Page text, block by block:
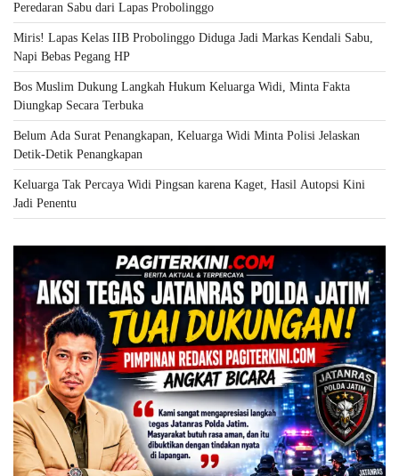
Peredaran Sabu dari Lapas Probolinggo
Miris! Lapas Kelas IIB Probolinggo Diduga Jadi Markas Kendali Sabu,
Napi Bebas Pegang HP
Bos Muslim Dukung Langkah Hukum Keluarga Widi, Minta Fakta
Diungkap Secara Terbuka
Belum Ada Surat Penangkapan, Keluarga Widi Minta Polisi Jelaskan
Detik-Detik Penangkapan
Keluarga Tak Percaya Widi Pingsan karena Kaget, Hasil Autopsi Kini
Jadi Penentu